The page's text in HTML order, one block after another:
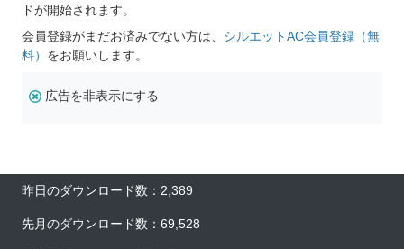
ドが開始されます。
会員登録がまだお済みでない方は、 シルエットAC会員登録（無
料） をお願いします。
広告を非表示にする
昨日のダウンロード数：2,389
先月のダウンロード数：69,528